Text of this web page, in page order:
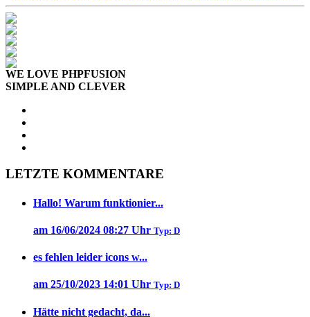
WE LOVE PHPFUSION
SIMPLE AND CLEVER
LETZTE KOMMENTARE
Hallo! Warum funktionier...
am 16/06/2024 08:27 Uhr Typ: D
es fehlen leider icons w...
am 25/10/2023 14:01 Uhr Typ: D
Hätte nicht gedacht, da...